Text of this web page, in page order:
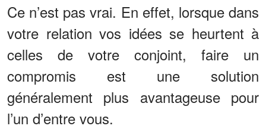
Ce n’est pas vrai. En effet, lorsque dans
votre relation vos idées se heurtent à
celles de votre conjoint, faire un
compromis est une solution
généralement plus avantageuse pour
l’un d’entre vous.